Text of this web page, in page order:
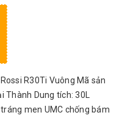
R30Ti Vuông Mã sản
Dung tích: 30L
men UMC chống bám